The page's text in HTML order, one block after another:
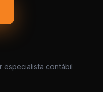
especialista contábil